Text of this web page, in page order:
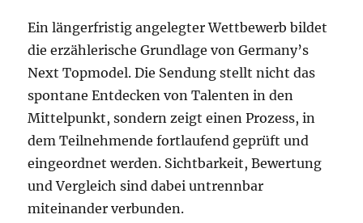
Ein längerfristig angelegter Wettbewerb bildet
die erzählerische Grundlage von Germany’s
Next Topmodel. Die Sendung stellt nicht das
spontane Entdecken von Talenten in den
Mittelpunkt, sondern zeigt einen Prozess, in
dem Teilnehmende fortlaufend geprüft und
eingeordnet werden. Sichtbarkeit, Bewertung
und Vergleich sind dabei untrennbar
miteinander verbunden.